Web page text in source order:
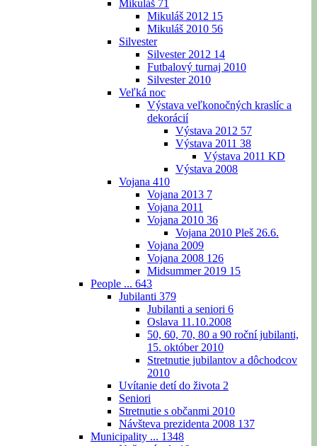
Mikuláš 71
Mikuláš 2012 15
Mikuláš 2010 56
Silvester
Silvester 2012 14
Futbalový turnaj 2010
Silvester 2010
Veľká noc
Výstava veľkonočných kraslíc a
dekorácií
Výstava 2012 57
Výstava 2011 38
Výstava 2011 KD
Výstava 2008
Vojana 410
Vojana 2013 7
Vojana 2011
Vojana 2010 36
Vojana 2010 Pleš 26.6.
Vojana 2009
Vojana 2008 126
Midsummer 2019 15
People ... 643
Jubilanti 379
Jubilanti a seniori 6
Oslava 11.10.2008
50, 60, 70, 80 a 90 roční jubilanti,
15. október 2010
Stretnutie jubilantov a dôchodcov
2010
Uvítanie detí do života 2
Seniori
Stretnutie s občanmi 2010
Návšteva prezidenta 2008 137
Municipality ... 1348